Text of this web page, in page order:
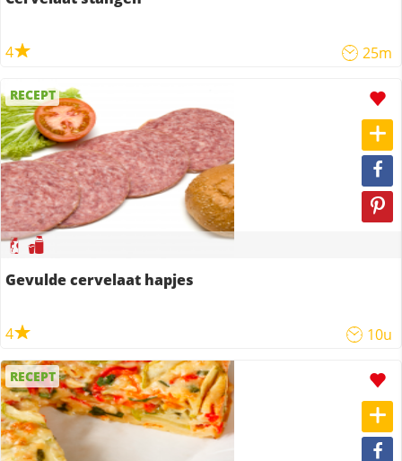
4 25m
RECEPT
Gevulde cervelaat hapjes
4 10u
RECEPT